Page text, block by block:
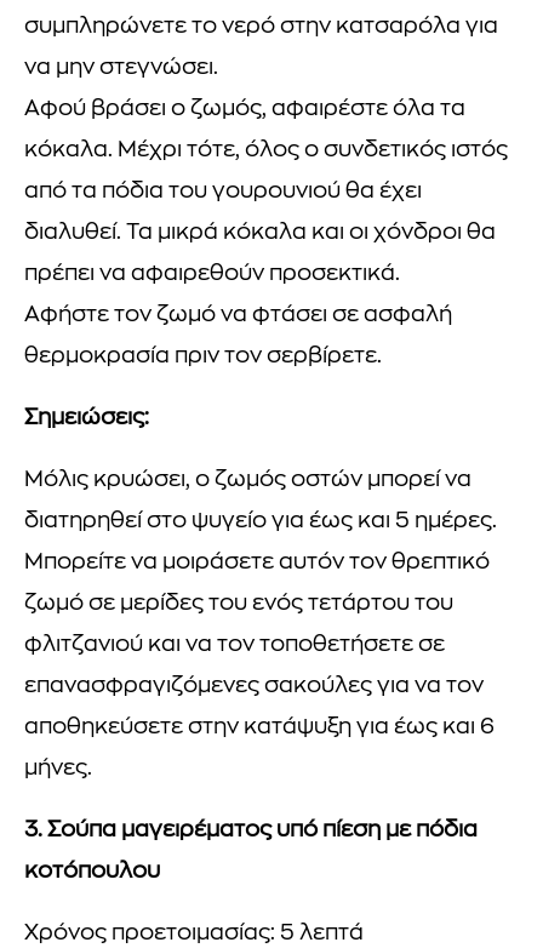
συμπληρώνετε το νερό στην κατσαρόλα για
να μην στεγνώσει.
Αφού βράσει ο ζωμός, αφαιρέστε όλα τα
κόκαλα. Μέχρι τότε, όλος ο συνδετικός ιστός
από τα πόδια του γουρουνιού θα έχει
διαλυθεί. Τα μικρά κόκαλα και οι χόνδροι θα
πρέπει να αφαιρεθούν προσεκτικά.
Αφήστε τον ζωμό να φτάσει σε ασφαλή
θερμοκρασία πριν τον σερβίρετε.
Σημειώσεις:
Μόλις κρυώσει, ο ζωμός οστών μπορεί να
διατηρηθεί στο ψυγείο για έως και 5 ημέρες.
Μπορείτε να μοιράσετε αυτόν τον θρεπτικό
ζωμό σε μερίδες του ενός τετάρτου του
φλιτζανιού και να τον τοποθετήσετε σε
επανασφραγιζόμενες σακούλες για να τον
αποθηκεύσετε στην κατάψυξη για έως και 6
μήνες.
3. Σούπα μαγειρέματος υπό πίεση με πόδια
κοτόπουλου
Χρόνος προετοιμασίας: 5 λεπτά